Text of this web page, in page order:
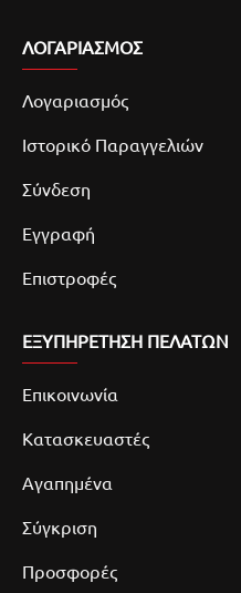
ΛΟΓΑΡΙΑΣΜΌΣ
Λογαριασμός
Ιστορικό Παραγγελιών
Σύνδεση
Εγγραφή
Επιστροφές
ΕΞΥΠΗΡΕΤΗΣΗ ΠΕΛΑΤΩΝ
Επικοινωνία
Κατασκευαστές
Αγαπημένα
Σύγκριση
Προσφορές